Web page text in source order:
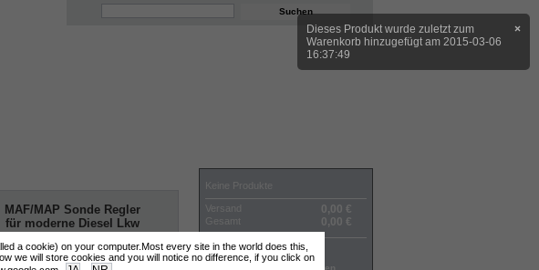
a cookie) on your computer.Most every site in the world does this,
we will store cookies and you will notice no difference, if you click on
MAF/MAP Sonde Regler
für moderne Diesel Lkw
Mehr Infos
Keine Produkte
Versand 0,00 €
Gesamt 0,00 €
Preise ohne MwSt.
Bestellen
×
Dieses Produkt wurde zuletzt zum
Warenkorb hinzugefügt am 2015-03-06
16:37:49